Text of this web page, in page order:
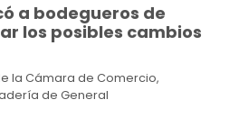
a bodegueros de
los posibles cambios
la Cámara de Comercio,
de General